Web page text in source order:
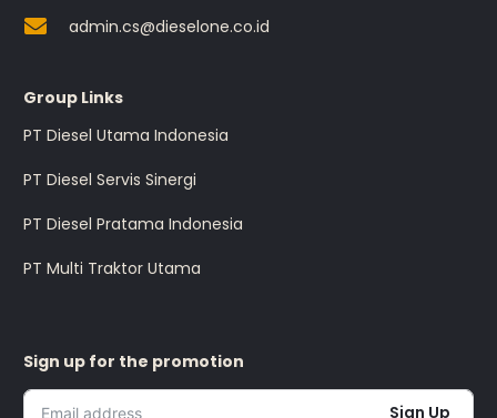
admin.cs@dieselone.co.id
Group Links
PT Diesel Utama Indonesia
PT Diesel Servis Sinergi
PT Diesel Pratama Indonesia
PT Multi Traktor Utama
Sign up for the promotion
Sign Up